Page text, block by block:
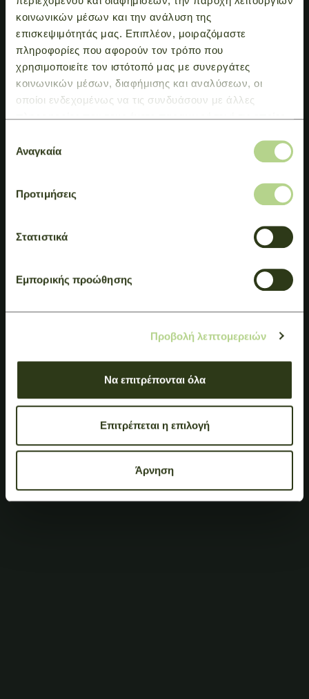
κοινωνικών μέσων και την ανάλυση της
επισκεψιμότητάς μας. Επιπλέον, μοιραζόμαστε
πληροφορίες που αφορούν τον τρόπο που
χρησιμοποιείτε τον ιστότοπό μας με συνεργάτες
κοινωνικών μέσων, διαφήμισης και αναλύσεων, οι
οποίοι ενδεχομένως να τις συνδυάσουν με άλλες
πληροφορίες που τους έχετε παραχωρήσει ή τις οποίες
των υπηρεσιών τους.
συγκατάθεσης
Αναγκαία
Προτιμήσεις
Στατιστικά
Εμπορικής προώθησης
Προβολή λεπτομερειών
Να επιτρέπονται όλα
Επιτρέπεται η επιλογή
Άρνηση